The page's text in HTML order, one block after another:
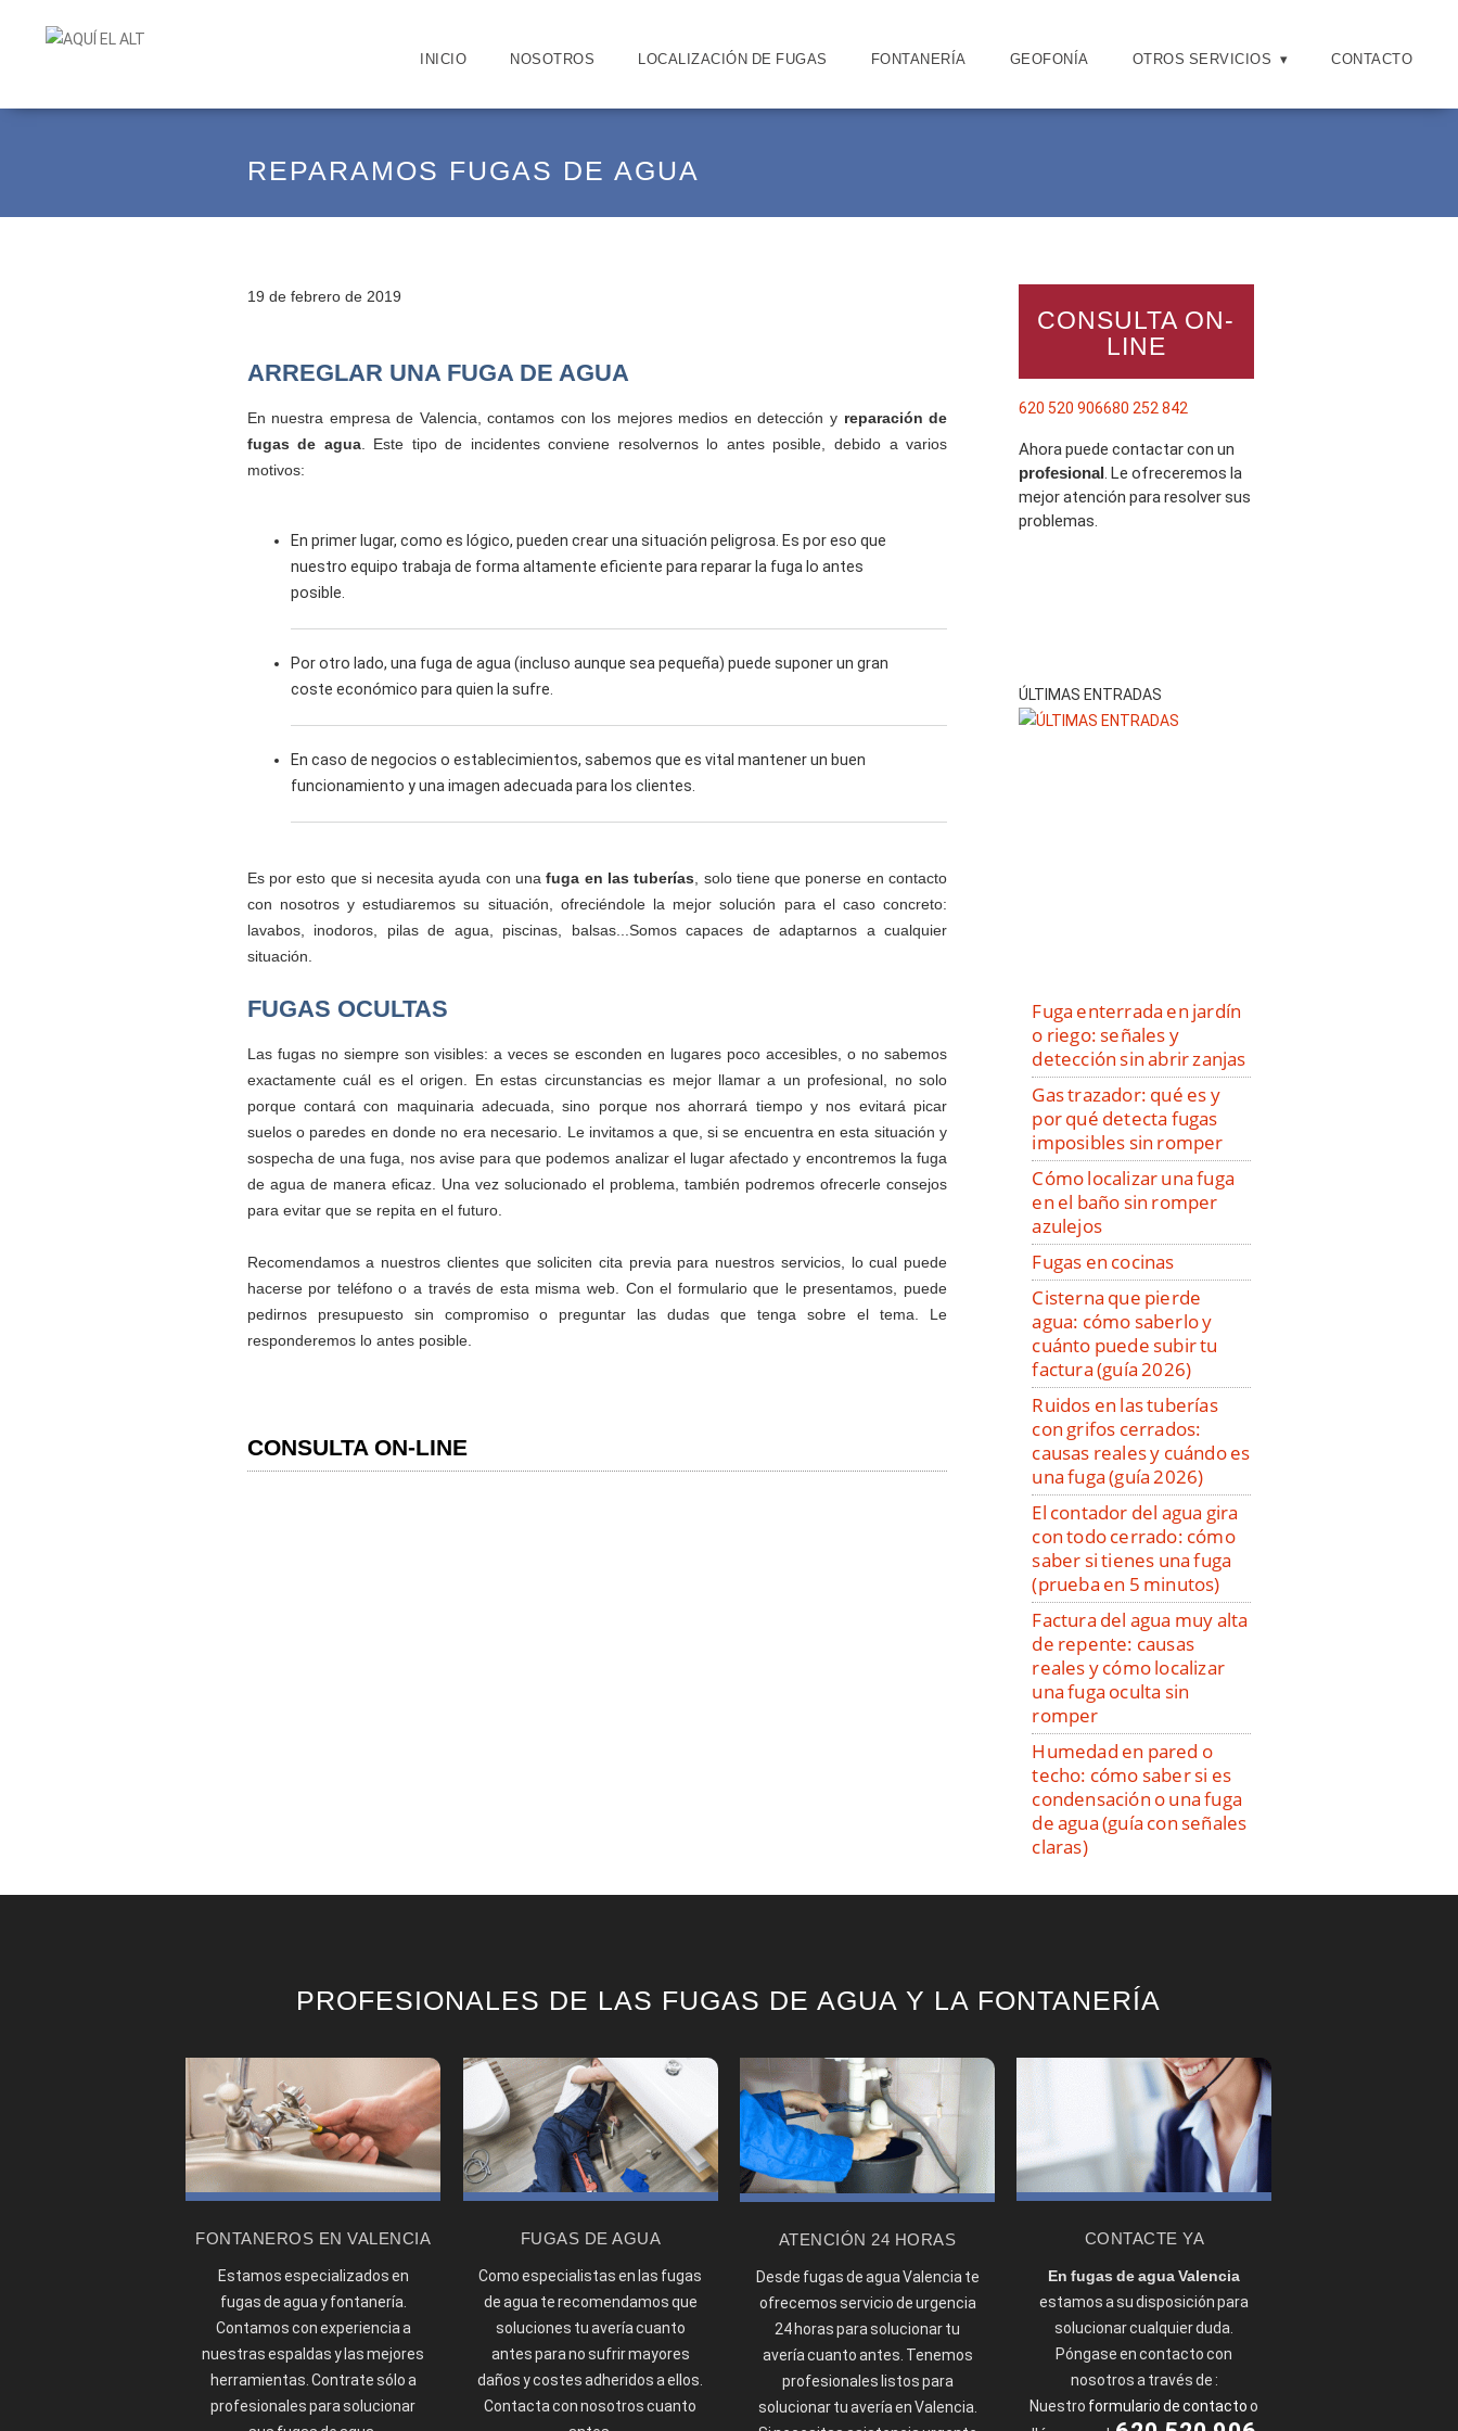
INICIO NOSOTROS LOCALIZACIÓN DE FUGAS FONTANERÍA GEOFONÍA OTROS SERVICIOS CONTACTO
REPARAMOS FUGAS DE AGUA
19 de febrero de 2019
ARREGLAR UNA FUGA DE AGUA
En nuestra empresa de Valencia, contamos con los mejores medios en detección y reparación de
fugas de agua. Este tipo de incidentes conviene resolvernos lo antes posible, debido a varios
motivos:
En primer lugar, como es lógico, pueden crear una situación peligrosa. Es por eso que
nuestro equipo trabaja de forma altamente eficiente para reparar la fuga lo antes
posible.
Por otro lado, una fuga de agua (incluso aunque sea pequeña) puede suponer un gran
coste económico para quien la sufre.
En caso de negocios o establecimientos, sabemos que es vital mantener un buen
funcionamiento y una imagen adecuada para los clientes.
Es por esto que si necesita ayuda con unafuga en las tuberías , solo tiene que ponerse en contacto
con nosotros y estudiaremos su situación, ofreciéndole la mejor solución para el caso concreto:
lavabos, inodoros, pilas de agua, piscinas, balsas...Somos capaces de adaptarnos a cualquier
situación.
FUGAS OCULTAS
Las fugas no siempre son visibles: a veces se esconden en lugares poco accesibles, o no sabemos
exactamente cuál es el origen. En estas circunstancias es mejor llamar a un profesional, no solo
porque contará con maquinaria adecuada, sino porque nos ahorrará tiempo y nos evitará picar
suelos o paredes en donde no era necesario. Le invitamos a que, si se encuentra en esta situación y
sospecha de una fuga, nos avise para que podemos analizar el lugar afectado y encontremos la fuga
de agua de manera eficaz. Una vez solucionado el problema, también podremos ofrecerle consejos
para evitar que se repita en el futuro.
Recomendamos a nuestros clientes que soliciten cita previa para nuestros servicios, lo cual puede
hacerse por teléfono o a través de esta misma web. Con el formulario que le presentamos, puede
pedirnos presupuesto sin compromiso o preguntar las dudas que tenga sobre el tema. Le
responderemos lo antes posible.
CONSULTA ON-LINE
CONSULTA ON-
LINE
620 520 906680 252 842
Ahora puede contactar con un
profesional. Le ofreceremos la
mejor atención para resolver sus
problemas.
ÚLTIMAS ENTRADAS
Fuga enterrada en jardín
o riego: señales y
detección sin abrir zanjas
Gas trazador: qué es y
por qué detecta fugas
imposibles sin romper
Cómo localizar una fuga
en el baño sin romper
azulejos
Fugas en cocinas
Cisterna que pierde
agua: cómo saberlo y
cuánto puede subir tu
factura (guía 2026)
Ruidos en las tuberías
con grifos cerrados:
causas reales y cuándo es
una fuga (guía 2026)
El contador del agua gira
con todo cerrado: cómo
saber si tienes una fuga
(prueba en 5 minutos)
Factura del agua muy alta
de repente: causas
reales y cómo localizar
una fuga oculta sin
romper
Humedad en pared o
techo: cómo saber si es
condensación o una fuga
de agua (guía con señales
claras)
agua en vivienda
Cómo solucionar
humedades
Origen de las humedades
y goteras
Cómo saber si tengo una
Fugas Invisibles de agua.
Filtraciones en el hogar
Fugas de agua potable
Reparamos fugas de
agua
PROFESIONALES DE LAS FUGAS DE AGUA Y LA FONTANERÍA
FONTANEROS EN VALENCIA
Estamos especializados en
fugas de agua y fontanería.
Contamos con experiencia a
nuestras espaldas y las mejores
herramientas. Contrate sólo a
profesionales para solucionar
FUGAS DE AGUA
Como especialistas en las fugas
de agua te recomendamos que
soluciones tu avería cuanto
antes para no sufrir mayores
daños y costes adheridos a ellos.
Contacta con nosotros cuanto
ATENCIÓN 24 HORAS
Desde fugas de agua Valencia te
ofrecemos servicio de urgencia
24 horas para solucionar tu
avería cuanto antes. Tenemos
profesionales listos para
solucionar tu avería en Valencia.
CONTACTE YA
En fugas de agua Valencia
estamos a su disposición para
solucionar cualquier duda.
Póngase en contacto con
nosotros a través de :
Nuestro formulario de contactoo